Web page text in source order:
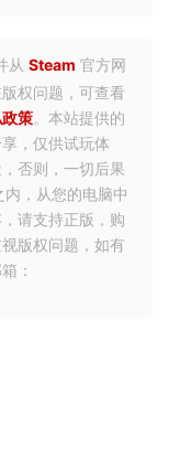
从 Steam 官方网
权问题，可查看
策。本站提供的
，仅供试玩体
否则，一切后果
，从您的电脑中
请支持正版，购
版权问题，如有
：